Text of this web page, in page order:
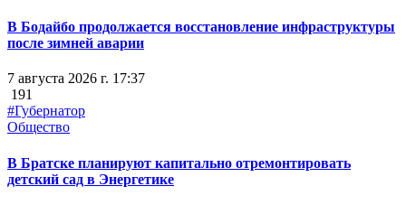
В Бодайбо продолжается восстановление инфраструктуры
после зимней аварии
7 августа 2026 г. 17:37
191
#Губернатор
Общество
В Братске планируют капитально отремонтировать
детский сад в Энергетике